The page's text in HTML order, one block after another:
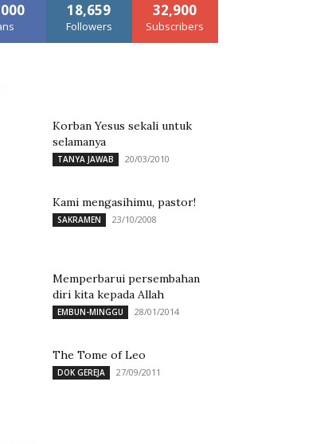
18,659
Followers
32,900
Subscribers
Korban Yesus sekali untuk
selamanya
TANYA JAWAB 20/03/2010
Kami mengasihimu, pastor!
SAKRAMEN 23/10/2008
Memperbarui persembahan
diri kita kepada Allah
EMBUN-MINGGU 28/01/2014
The Tome of Leo
DOK GEREJA 27/09/2011